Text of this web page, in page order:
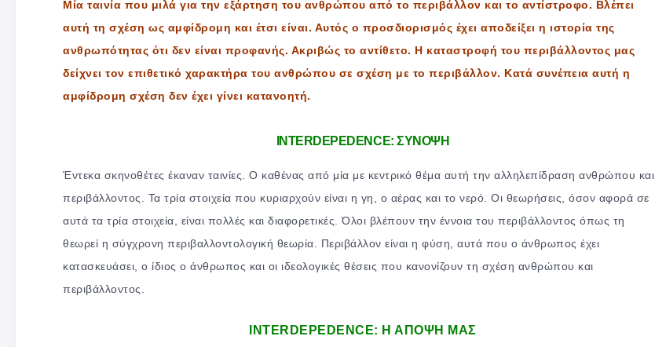
Μία ταινία που μιλά για την εξάρτηση του ανθρώπου από το περιβάλλον και το αντίστροφο. Βλέπει
αυτή τη σχέση ως αμφίδρομη και έτσι είναι. Αυτός ο προσδιορισμός έχει αποδείξει η ιστορία της
ανθρωπότητας ότι δεν είναι προφανής. Ακριβώς το αντίθετο. Η καταστροφή του περιβάλλοντος μας
δείχνει τον επιθετικό χαρακτήρα του ανθρώπου σε σχέση με το περιβάλλον. Κατά συνέπεια αυτή η
αμφίδρομη σχέση δεν έχει γίνει κατανοητή.
INTERDEPEDENCE: ΣΥΝΟΨΗ
Έντεκα σκηνοθέτες έκαναν ταινίες. Ο καθένας από μία με κεντρικό θέμα αυτή την αλληλεπίδραση ανθρώπου και
περιβάλλοντος. Τα τρία στοιχεία που κυριαρχούν είναι η γη, ο αέρας και το νερό. Οι θεωρήσεις, όσον αφορά σε
αυτά τα τρία στοιχεία, είναι πολλές και διαφορετικές. Όλοι βλέπουν την έννοια του περιβάλλοντος όπως τη
θεωρεί η σύγχρονη περιβαλλοντολογική θεωρία. Περιβάλλον είναι η φύση, αυτά που ο άνθρωπος έχει
κατασκευάσει, ο ίδιος ο άνθρωπος και οι ιδεολογικές θέσεις που κανονίζουν τη σχέση ανθρώπου και
περιβάλλοντος.
INTERDEPEDENCE: Η ΑΠΟΨΗ ΜΑΣ